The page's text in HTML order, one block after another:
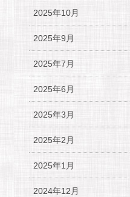
2025年10月
2025年9月
2025年7月
2025年6月
2025年3月
2025年2月
2025年1月
2024年12月